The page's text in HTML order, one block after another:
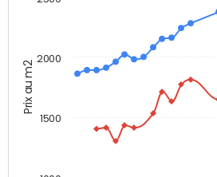
Prix au m2
1500
2000